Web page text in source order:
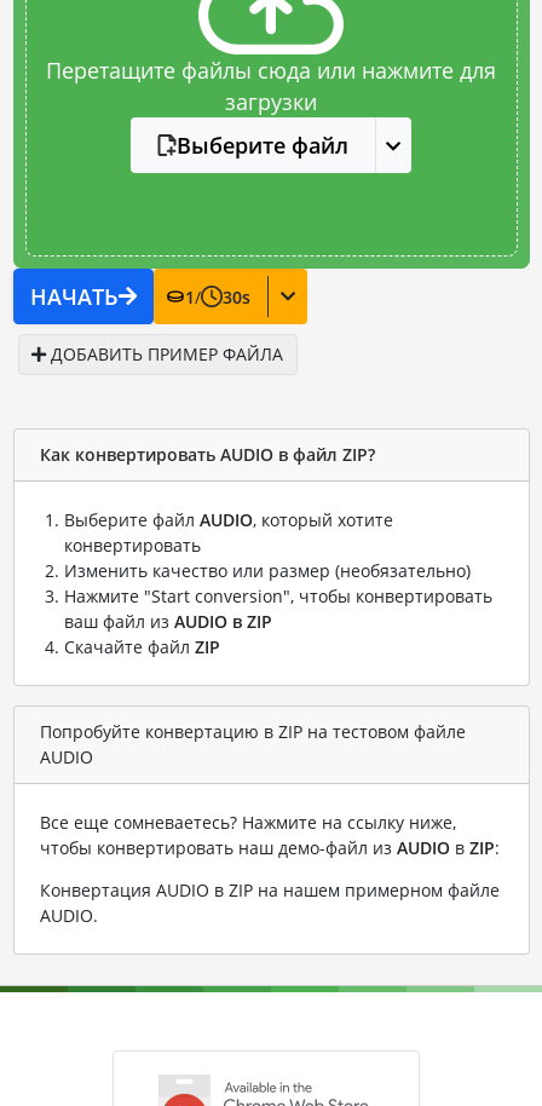
Перетащите файлы сюда или нажмите для
загрузки
Выберите файл
НАЧАТЬ 1/ 30s
ДОБАВИТЬ ПРИМЕР ФАЙЛА
Как конвертировать AUDIO в файл ZIP?
Выберите файл AUDIO, который хотите
конвертировать
Изменить качество или размер (необязательно)
Нажмите "Start conversion", чтобы конвертировать
ваш файл из AUDIO в ZIP
Скачайте файл ZIP
Попробуйте конвертацию в ZIP на тестовом файле
AUDIO
Все еще сомневаетесь? Нажмите на ссылку ниже,
чтобы конвертировать наш демо-файл из AUDIOв ZIP:
Конвертация AUDIO в ZIP на нашем примерном файле
AUDIO.